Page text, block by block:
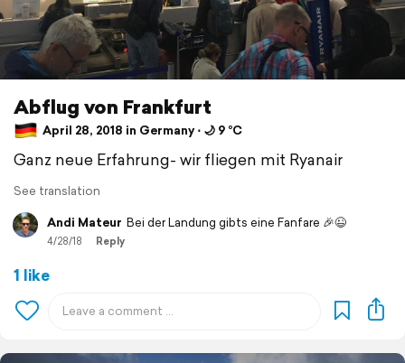
Abflug von Frankfurt
April 28, 2018 in Germany ⋅ 🌙 9 °C
Ganz neue Erfahrung- wir fliegen mit Ryanair
See translation
Andi Mateur Bei der Landung gibts eine Fanfare 🎉😉
4/28/18 Reply
1 like